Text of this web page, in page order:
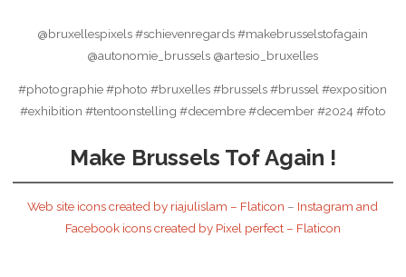
@bruxellespixels #schievenregards #makebrusselstofagain
@autonomie_brussels @artesio_bruxelles
#photographie #photo #bruxelles #brussels #brussel #exposition
#exhibition #tentoonstelling #decembre #december #2024 #foto
Make Brussels Tof Again !
Web site icons created by riajulislam – Flaticon – Instagram and
Facebook icons created by Pixel perfect – Flaticon